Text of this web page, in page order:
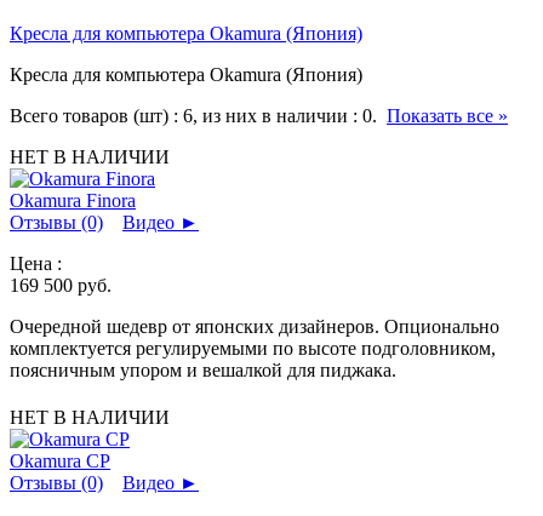
Кресла для компьютера Okamura (Япония)
Кресла для компьютера Okamura (Япония)
Всего товаров (шт) : 6, из них в наличии : 0. Показать все »
НЕТ В НАЛИЧИИ
Okamura Finora
Отзывы (0)
Видео ►
Цена :
169 500 руб.
Очередной шедевр от японских дизайнеров. Опционально
комплектуется регулируемыми по высоте подголовником,
поясничным упором и вешалкой для пиджака.
НЕТ В НАЛИЧИИ
Okamura CP
Отзывы (0)
Видео ►